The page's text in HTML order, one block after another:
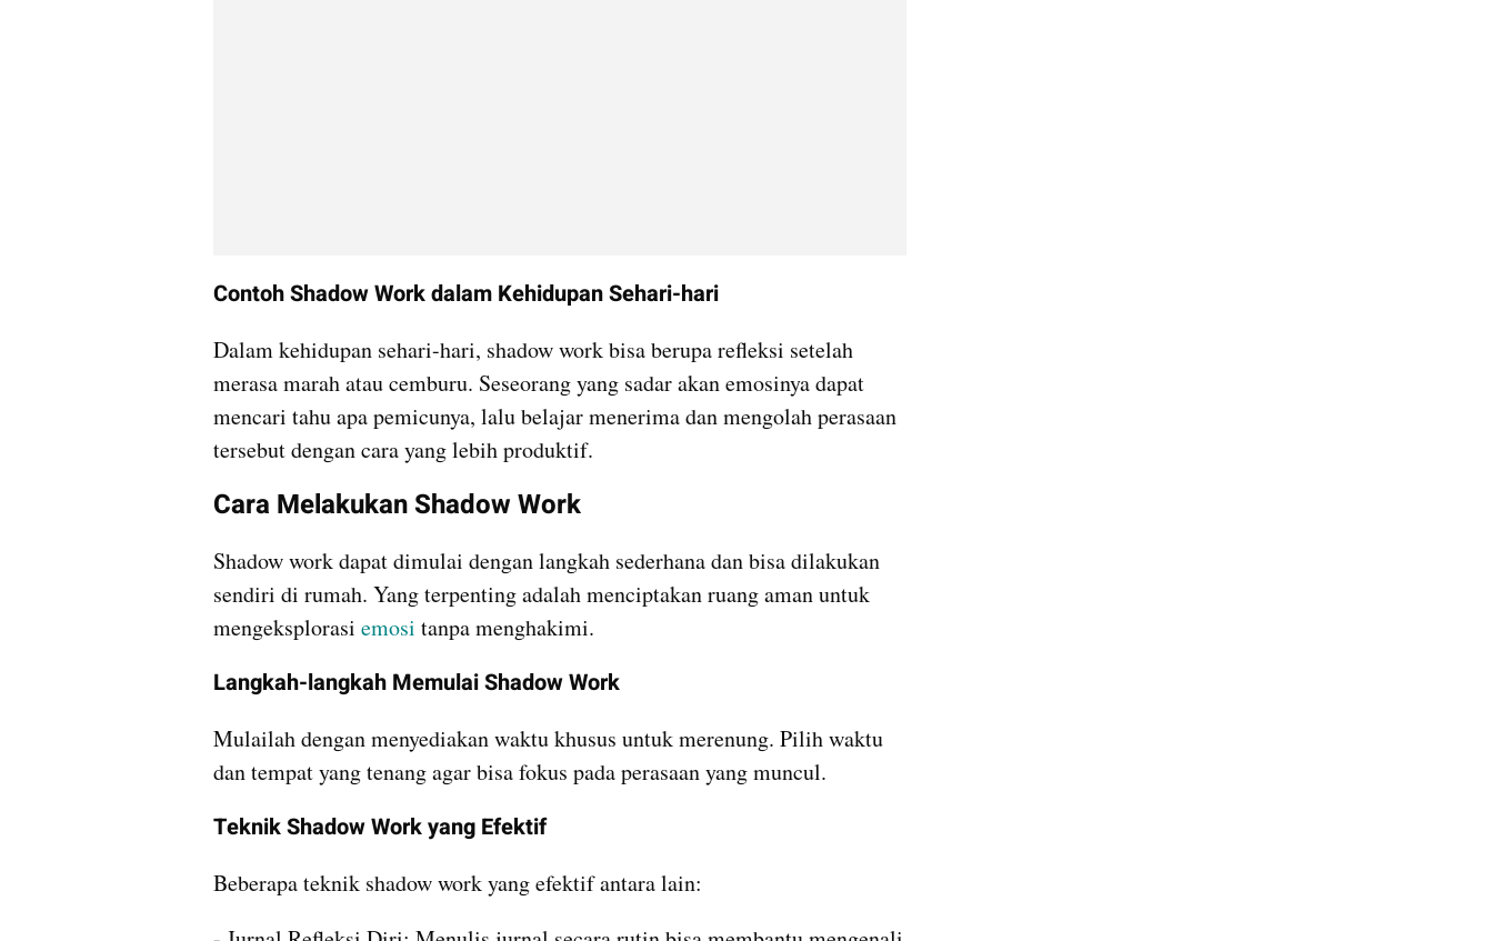
Contoh Shadow Work dalam Kehidupan Sehari-hari
Dalam kehidupan sehari-hari, shadow work bisa berupa refleksi setelah
merasa marah atau cemburu. Seseorang yang sadar akan emosinya dapat
mencari tahu apa pemicunya, lalu belajar menerima dan mengolah perasaan
tersebut dengan cara yang lebih produktif.
Cara Melakukan Shadow Work
Shadow work dapat dimulai dengan langkah sederhana dan bisa dilakukan
sendiri di rumah. Yang terpenting adalah menciptakan ruang aman untuk
mengeksplorasi emosi tanpa menghakimi.
Langkah-langkah Memulai Shadow Work
Mulailah dengan menyediakan waktu khusus untuk merenung. Pilih waktu
dan tempat yang tenang agar bisa fokus pada perasaan yang muncul.
Teknik Shadow Work yang Efektif
Beberapa teknik shadow work yang efektif antara lain: